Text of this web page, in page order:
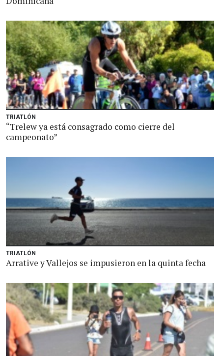
TRIATLÓN
“Trelew ya está consagrado como cierre del
campeonato”
TRIATLÓN
Arrative y Vallejos se impusieron en la quinta fecha